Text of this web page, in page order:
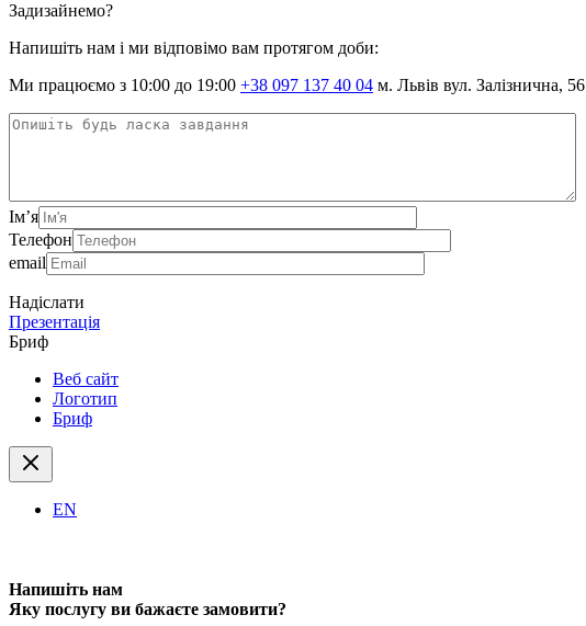
Задизайнемо?
Напишіть нам і ми відповімо вам протягом доби:
Ми працюємо з 10:00 до 19:00 +38 097 137 40 04 м. Львів вул. Залізнична, 56
Ім’я
Телефон
email
Надіслати
Презентація
Бриф
Веб сайт
Логотип
Бриф
EN
Напишіть нам
Яку послугу ви бажаєте замовити?